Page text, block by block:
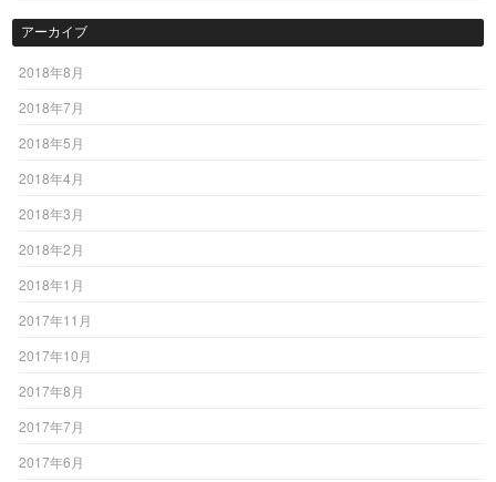
アーカイブ
2018年8月
2018年7月
2018年5月
2018年4月
2018年3月
2018年2月
2018年1月
2017年11月
2017年10月
2017年8月
2017年7月
2017年6月